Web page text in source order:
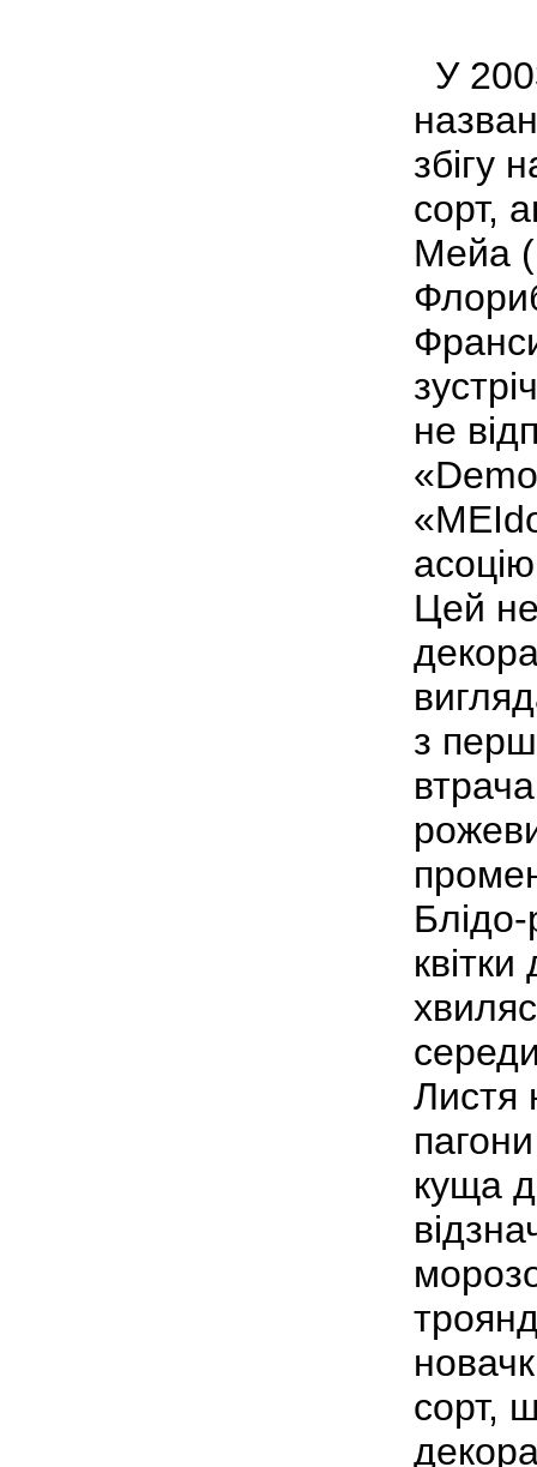
У
збігу
сорт,
Мейа
не
Цей
з
Листя
куща
сорт,